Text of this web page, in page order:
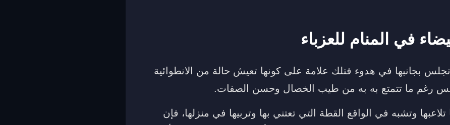
في المنام للعزباء
وتجلس بجانبها في هدوء فتلك علامة على كونها تعيش حالة من الانطوائية
رغم ما تتمتع به به من طيب الخصال وحسن الصفات.
وتشبه في الواقع القطة التي تعتني بها وتربيها في منزلها، فإن